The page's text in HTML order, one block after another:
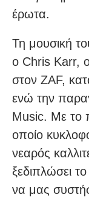
έρωτα.
Τη μουσική
ο Chris Karr,
στον ZAF,
ενώ την
Music. Με το
οποίο
νεαρός
ξεδιπλώσει
να μας